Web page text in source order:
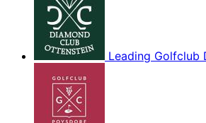
Leading Golfclub